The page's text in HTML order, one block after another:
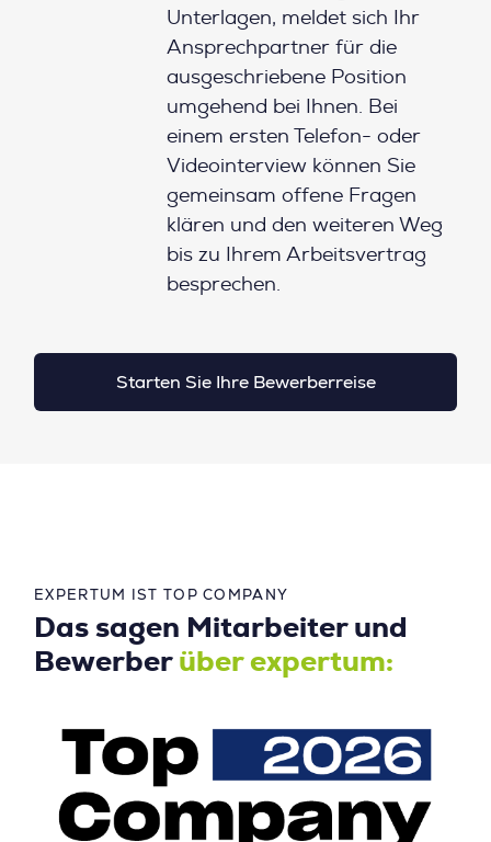
Unterlagen, meldet sich Ihr
Ansprechpartner für die
ausgeschriebene Position
umgehend bei Ihnen. Bei
einem ersten Telefon- oder
Videointerview können Sie
gemeinsam offene Fragen
klären und den weiteren Weg
bis zu Ihrem Arbeitsvertrag
besprechen.
Starten Sie Ihre Bewerberreise
EXPERTUM IST TOP COMPANY
Das sagen Mitarbeiter und
Bewerber über expertum: